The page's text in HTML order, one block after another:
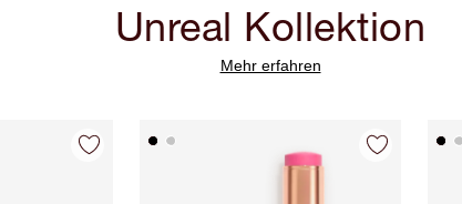
Unreal Kollektion
Mehr erfahren